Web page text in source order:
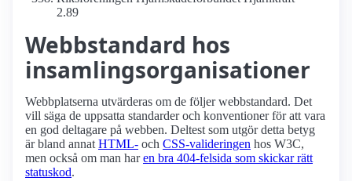
2.89
Webbstandard hos
insamlings­organisationer
Webbplatserna utvärderas om de följer webbstandard. Det
vill säga de uppsatta standarder och konventioner för att vara
en god deltagare på webben. Deltest som utgör detta betyg
är bland annat HTML- och CSS-valideringen hos W3C,
men också om man haren bra 404-felsida som skickar rätt
statuskod.